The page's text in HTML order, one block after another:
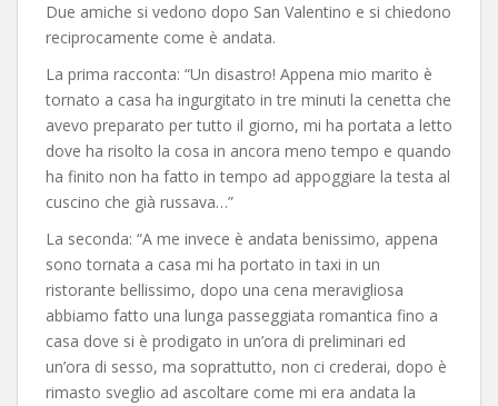
Due amiche si vedono dopo San Valentino e si chiedono
reciprocamente come è andata.
La prima racconta: “Un disastro! Appena mio marito è
tornato a casa ha ingurgitato in tre minuti la cenetta che
avevo preparato per tutto il giorno, mi ha portata a letto
dove ha risolto la cosa in ancora meno tempo e quando
ha finito non ha fatto in tempo ad appoggiare la testa al
cuscino che già russava…”
La seconda: “A me invece è andata benissimo, appena
sono tornata a casa mi ha portato in taxi in un
ristorante bellissimo, dopo una cena meravigliosa
abbiamo fatto una lunga passeggiata romantica fino a
casa dove si è prodigato in un’ora di preliminari ed
un’ora di sesso, ma soprattutto, non ci crederai, dopo è
rimasto sveglio ad ascoltare come mi era andata la